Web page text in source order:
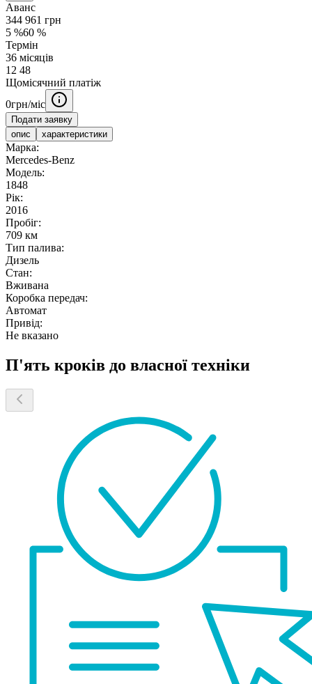
Аванс
344 961 грн
5 %60 %
Термін
36 місяців
12 48
Щомісячний платіж
0грн/міс
Подати заявку
опис
характеристики
Марка:
Mercedes-Benz
Модель:
1848
Рік:
2016
Пробіг:
709 км
Тип палива:
Дизель
Стан:
Вживана
Коробка передач:
Автомат
Привід:
Не вказано
П'ять кроків до власної техніки